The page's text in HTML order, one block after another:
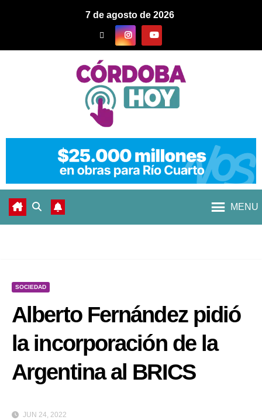
7 de agosto de 2026
MENU
SOCIEDAD
Alberto Fernández pidió
la incorporación de la
Argentina al BRICS
JUN 24, 2022